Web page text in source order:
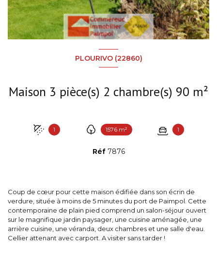
PLOURIVO (22860)
Maison 3 pièce(s) 2 chambre(s) 90 m²
1 1576 m² 1
Réf 7876
Coup de cœur pour cette maison édifiée dans son écrin de
verdure, située à moins de 5 minutes du port de Paimpol. Cette
contemporaine de plain pied comprend un salon-séjour ouvert
sur le magnifique jardin paysager, une cuisine aménagée, une
arrière cuisine, une véranda, deux chambres et une salle d'eau.
Cellier attenant avec carport. A visiter sans tarder !